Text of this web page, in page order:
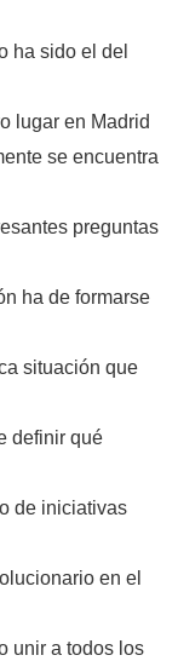
ha sido el del
lugar en Madrid
se encuentra
preguntas
ha de formarse
situación que
definir qué
de iniciativas
en el
unir a todos los